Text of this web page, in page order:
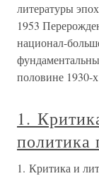
литературы
1953
национал-
половине 1930-
1.
политика
1. Критика и